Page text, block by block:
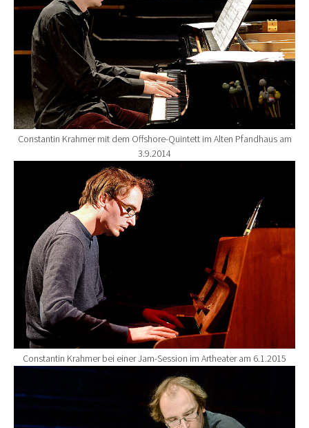
Constantin Krahmer mit dem Offshore-Quintett im Alten Pfandhaus am
3.9.2014
Show larger version for:
Constantin Krahmer bei einer Jam-Session im Artheater am 6.1.2015
Show larger version for: